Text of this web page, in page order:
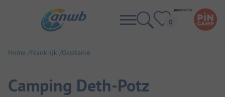
Home Frankrijk Occitanië
Camping Deth-Potz